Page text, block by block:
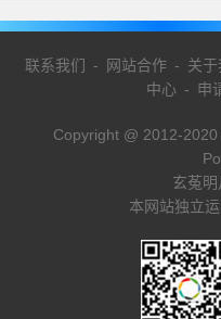
联系我们 - 网站合作- 关于
中心 - 申
Copyright @ 2012-
玄菟
本网站独立